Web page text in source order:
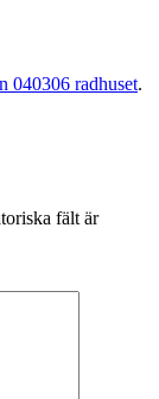
040306 radhuset.
fält är